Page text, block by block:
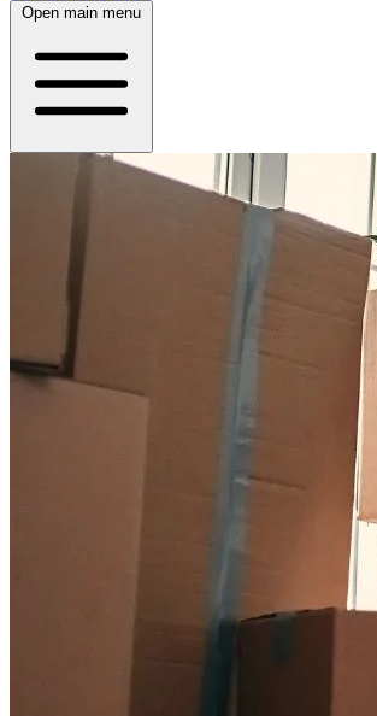
Open main menu